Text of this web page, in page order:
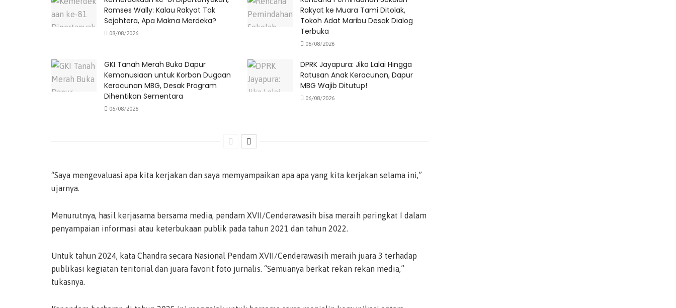
Ramses Wally: Kalau Rakyat Tak
Sejahtera, Apa Makna Merdeka?
08/08/2026
Rakyat ke Muara Tami Ditolak,
Tokoh Adat Maribu Desak Dialog
Terbuka
06/08/2026
GKI Tanah Merah Buka Dapur
Kemanusiaan untuk Korban Dugaan
Keracunan MBG, Desak Program
Dihentikan Sementara
06/08/2026
DPRK Jayapura: Jika Lalai Hingga
Ratusan Anak Keracunan, Dapur
MBG Wajib Ditutup!
06/08/2026
“Saya mengevaluasi apa kita kerjakan dan saya memyampaikan apa apa yang kita kerjakan selama ini,”
ujarnya.
Menurutnya, hasil kerjasama bersama media, pendam XVII/Cenderawasih bisa meraih peringkat I dalam
penyampaian informasi atau keterbukaan publik pada tahun 2021 dan tahun 2022.
Untuk tahun 2024, kata Chandra secara Nasional Pendam XVII/Cenderawasih meraih juara 3 terhadap
publikasi kegiatan teritorial dan juara favorit foto jurnalis. “Semuanya berkat rekan rekan media,”
tukasnya.